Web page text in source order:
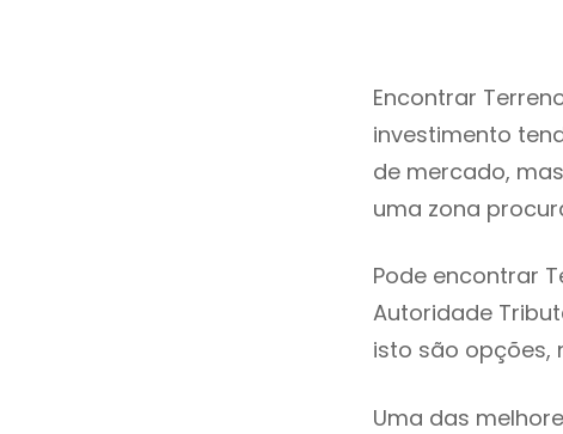
Encontrar
investimento
de mercado,
uma zona
Pode encontrar
Autoridade
isto são opções,
Uma das